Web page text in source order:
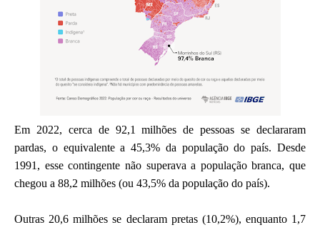
Em 2022, cerca de 92,1 milhões de pessoas se declararam
pardas, o equivalente a 45,3% da população do país. Desde
1991, esse contingente não superava a população branca, que
chegou a 88,2 milhões (ou 43,5% da população do país).
Outras 20,6 milhões se declaram pretas (10,2%), enquanto 1,7